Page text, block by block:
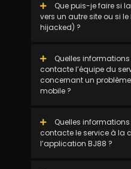
Que puis-je faire si
vers un autre site ou si le
hijacked) ?
Quelles
contacte l’équipe du
concernant un
mobile ?
Quelles
contacte le service à la
l’application BJ88 ?